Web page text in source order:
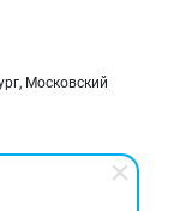
Московский